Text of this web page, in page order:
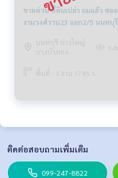
ขายด่วน ที่ดินเปล่า ถมแล้ว ซอย
งามวงศ์วาน23 แยก2/5 นนทบุรี
นนทบุรี บางใหญ่
บางบัวทอง
646
พื้นที่ : 1 งาน 17 ตร.ว.
ติดต่อสอบถามเพิ่มเติม
099-247-8822